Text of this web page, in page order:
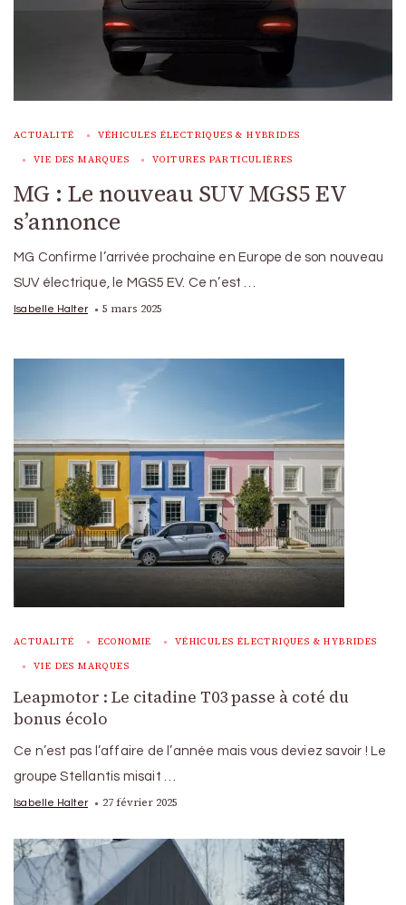
ACTUALITÉ VÉHICULES ÉLECTRIQUES & HYBRIDES
VIE DES MARQUES VOITURES PARTICULIÈRES
MG : Le nouveau SUV MGS5 EV
s’annonce
MG Confirme l’arrivée prochaine en Europe de son nouveau
SUV électrique, le MGS5 EV. Ce n’est …
Isabelle Halter 5 mars 2025
ACTUALITÉ ECONOMIE VÉHICULES ÉLECTRIQUES & HYBRIDES
VIE DES MARQUES
Leapmotor : Le citadine T03 passe à coté du
bonus écolo
Ce n’est pas l’affaire de l’année mais vous deviez savoir ! Le
groupe Stellantis misait …
Isabelle Halter 27 février 2025